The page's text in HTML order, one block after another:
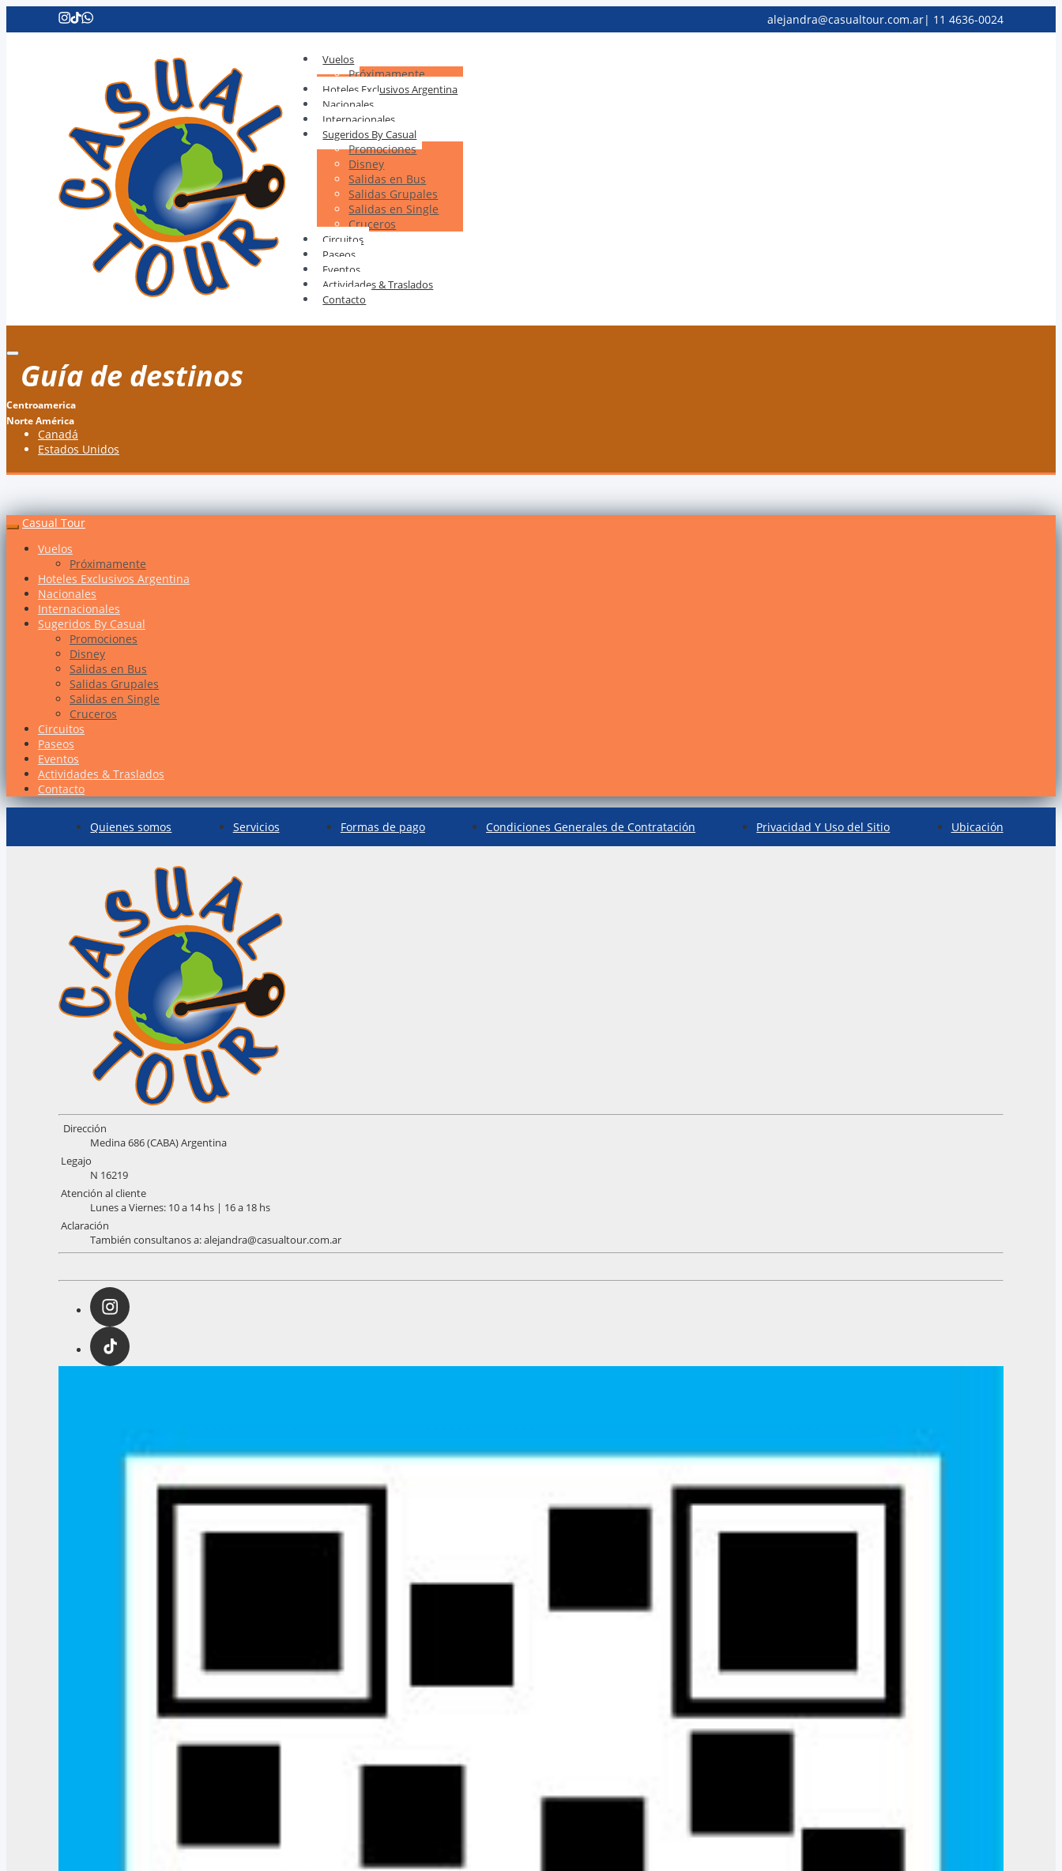
alejandra@casualtour.com.ar| 11 4636-0024
Vuelos
Próximamente
Hoteles Exclusivos Argentina
Nacionales
Internacionales
Sugeridos By Casual
Promociones
Disney
Salidas en Bus
Salidas Grupales
Salidas en Single
Cruceros
Circuitos
Paseos
Eventos
Actividades & Traslados
Contacto
Guía de destinos
Centroamerica
Norte América
Canadá
Estados Unidos
Casual Tour
Vuelos
Próximamente
Hoteles Exclusivos Argentina
Nacionales
Internacionales
Sugeridos By Casual
Promociones
Disney
Salidas en Bus
Salidas Grupales
Salidas en Single
Cruceros
Circuitos
Paseos
Eventos
Actividades & Traslados
Contacto
Quienes somos Servicios Formas de pago Condiciones Generales de Contratación Privacidad Y Uso del Sitio Ubicación
Dirección
Medina 686 (CABA) Argentina
Legajo
N 16219
Atención al cliente
Lunes a Viernes: 10 a 14 hs | 16 a 18 hs
Aclaración
También consultanos a: alejandra@casualtour.com.ar